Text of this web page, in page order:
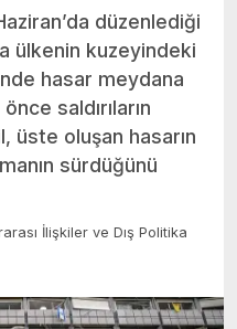
düzenlediği
ülkenin kuzeyindeki
hasar meydana
saldırıların
üste oluşan hasarın
sürdüğünü
İlişkiler ve Dış Politika